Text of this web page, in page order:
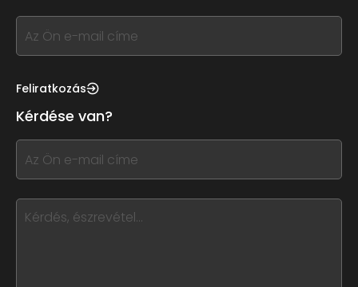
If
you
this,
this
form
field
blank
Feliratkozás
Kérdése van?
If
you
this,